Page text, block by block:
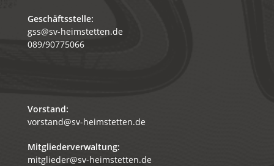
Geschäftsstelle:
gss@sv-heimstetten.de
089/90775066
Vorstand:
vorstand@sv-heimstetten.de
Mitgliederverwaltung:
mitglieder@sv-heimstetten.de